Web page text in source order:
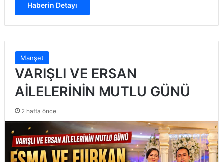
Haberin Detayı
Manşet
VARIŞLI VE ERSAN
AİLELERİNİN MUTLU GÜNÜ
2 hafta önce